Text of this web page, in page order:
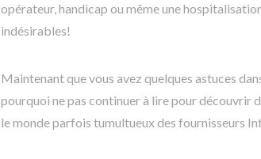
opérateur, handicap ou même une
indésirables!
Maintenant que vous avez quelques astuces
pourquoi ne pas continuer à lire pour découvrir
le monde parfois tumultueux des fournisseurs